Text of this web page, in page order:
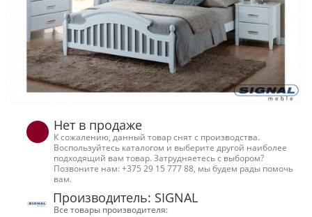
Нет в продаже
К сожалению, данный товар снят с производства.
Воспользуйтесь каталогом и выберите другой наиболее
подходящий вам товар. Затрудняетесь с выбором?
Позвоните нам: +375 29 15 777 88, мы будем рады помочь
вам.
Производитель: SIGNAL
Все товары производителя: